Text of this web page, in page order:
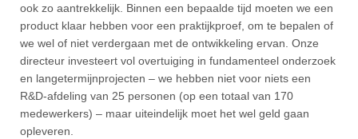
ook zo aantrekkelijk. Binnen een bepaalde tijd moeten we een
product klaar hebben voor een praktijkproef, om te bepalen of
we wel of niet verdergaan met de ontwikkeling ervan. Onze
directeur investeert vol overtuiging in fundamenteel onderzoek
en langetermijnprojecten – we hebben niet voor niets een
R&D-afdeling van 25 personen (op een totaal van 170
medewerkers) – maar uiteindelijk moet het wel geld gaan
opleveren.